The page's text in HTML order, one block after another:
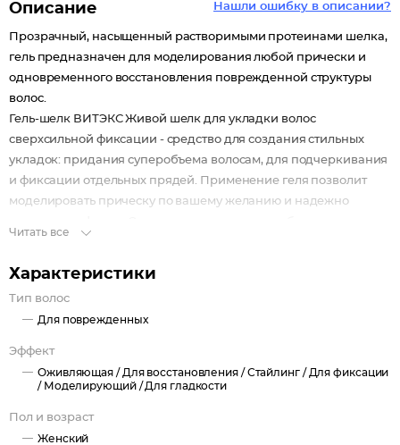
Нашли ошибку в описании?
Описание
Прозрачный, насыщенный растворимыми протеинами шелка,
гель предназначен для моделирования любой прически и
одновременного восстановления поврежденной структуры
волос.
Гель-шелк ВИТЭКС Живой шелк для укладки волос
сверхсильной фиксации - средство для создания стильных
укладок: придания суперобъема волосам, для подчеркивания
и фиксации отдельных прядей. Применение геля позволит
моделировать прическу по вашему желанию и надежно
погоду. Создать креативную прическу теперь для Вас не
проблема!
Читать все
Характеристики
Тип волос
Для поврежденных
Эффект
Оживляющая / Для восстановления /Стайлинг / Для фиксации
/ Моделирующий /Для гладкости
Пол и возраст
Женский